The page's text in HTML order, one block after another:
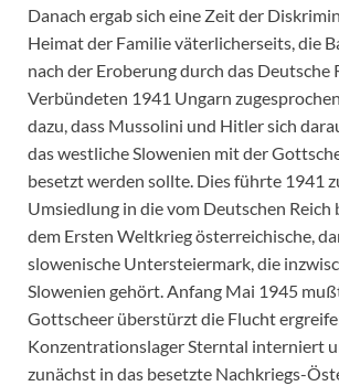
Danach ergab sich eine Zeit der
Heimat der Familie väterlicherseits, die
nach der Eroberung durch das Deutsche
Verbündeten 1941 Ungarn
dazu, dass Mussolini und Hitler sich
das westliche Slowenien mit der
besetzt werden sollte. Dies führte 1941
Umsiedlung in die vom Deutschen Reich
dem Ersten Weltkrieg österreichische,
slowenische Untersteiermark, die
Slowenien gehört. Anfang Mai 1945
Gottscheer überstürzt die Flucht
Konzentrationslager Sterntal interniert
zunächst in das besetzte Nachkriegs-